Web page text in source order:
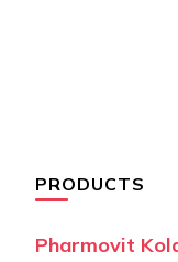
PRODUCTS
Pharmovit